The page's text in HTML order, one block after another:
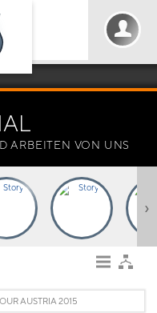
ARBEITEN VON UNS
›
AUSTRIA 2015